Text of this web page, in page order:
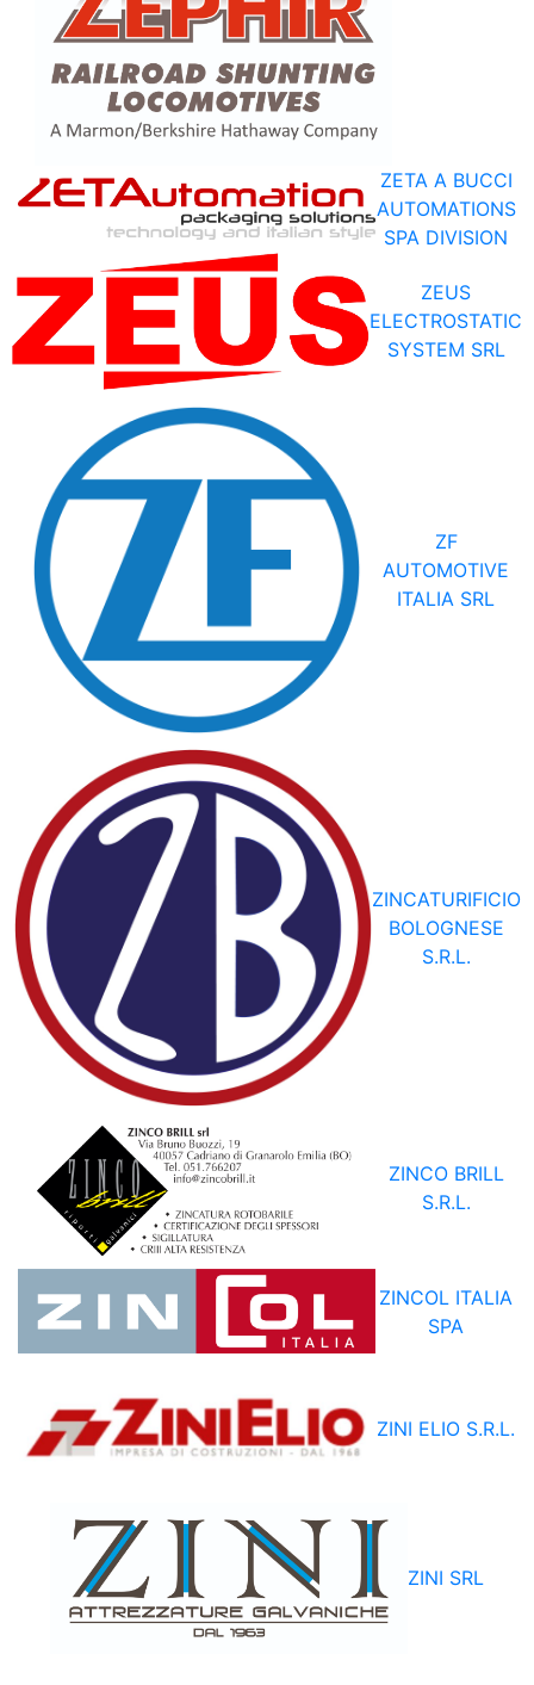
ZETA A BUCCI
AUTOMATIONS
SPA DIVISION
ZEUS
ELECTROSTATIC
SYSTEM SRL
ZF
AUTOMOTIVE
ITALIA SRL
ZINCATURIFICIO
BOLOGNESE
S.R.L.
ZINCO BRILL
S.R.L.
ZINCOL ITALIA
SPA
ZINI ELIO S.R.L.
ZINI SRL